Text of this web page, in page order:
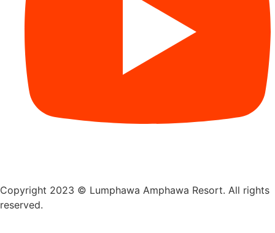
Copyright 2023 © Lumphawa Amphawa Resort. All rights
reserved.